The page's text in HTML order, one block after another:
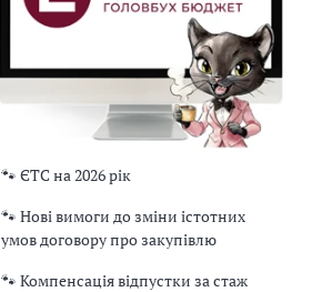
🐾 ЄТС на 2026 рік
🐾 Нові вимоги до зміни істотних
умов договору про закупівлю
🐾 Компенсація відпустки за стаж